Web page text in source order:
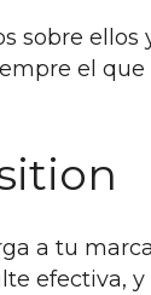
sobre ellos
el
a tu
efectiva,